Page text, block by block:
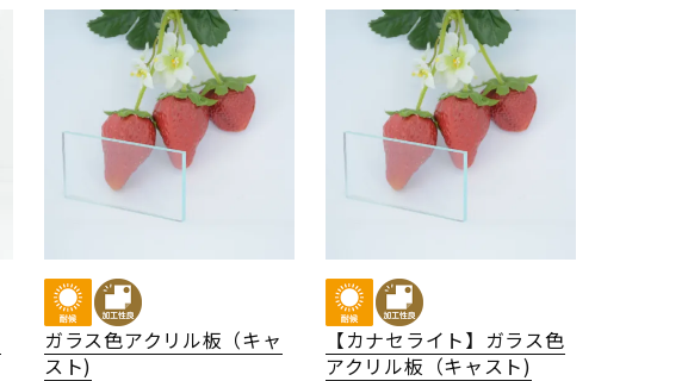
ガラス色アクリル板（キャ
スト)
【カナセライト】ガラス色
アクリル板（キャスト)